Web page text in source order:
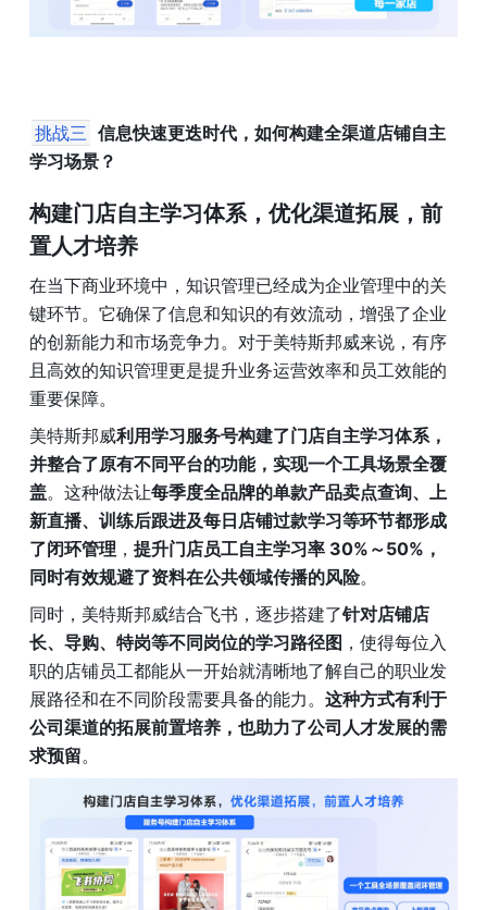
挑战三 信息快速更迭时代，如何构建全渠道店铺自主
学习场景？
构建门店自主学习体系，优化渠道拓展，前
置人才培养
在当下商业环境中，知识管理已经成为企业管理中的关
键环节。它确保了信息和知识的有效流动，增强了企业
的创新能力和市场竞争力。对于美特斯邦威来说，有序
且高效的知识管理更是提升业务运营效率和员工效能的
重要保障。
美特斯邦威利用学习服务号构建了门店自主学习体系，
并整合了原有不同平台的功能，实现一个工具场景全覆
盖。这种做法让每季度全品牌的单款产品卖点查询、上
新直播、训练后跟进及每日店铺过款学习等环节都形成
了闭环管理 ， 提升门店员工自主学习率 30%～50%，
同时有效规避了资料在公共领域传播的风险。
同时，美特斯邦威结合飞书，逐步搭建了针对店铺店
长、导购、特岗等不同岗位的学习路径图 ，使得每位入
职的店铺员工都能从一开始就清晰地了解自己的职业发
展路径和在不同阶段需要具备的能力。 这种方式有利于
公司渠道的拓展前置培养，也助力了公司人才发展的需
求预留。